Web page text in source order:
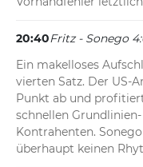
20:40Fritz - Sonego
Ein makelloses
vierten Satz. Der US-
Punkt ab und
schnellen
Kontrahenten.
überhaupt keinen